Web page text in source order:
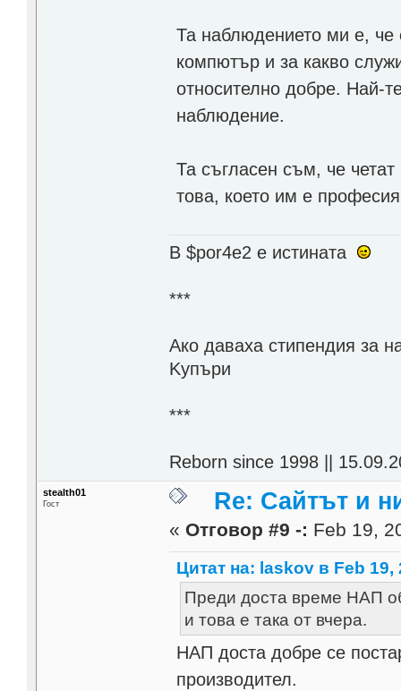
Та наблюдението ми е, че
компютър и за какво
относително добре. Най-
наблюдение.
Та съгласен съм, че
това, което им е
В $por4e2 e истината
***
Aко даваха стипендия за
Kупъри
***
Reborn since 1998 ||
stealth01
Гост Re: Сайтът и
« Отговор #9 -: Feb 19,
Цитат на: laskov в Feb 19,
Преди доста време НАП
и това е така от вчера.
НАП доста добре се
производител.